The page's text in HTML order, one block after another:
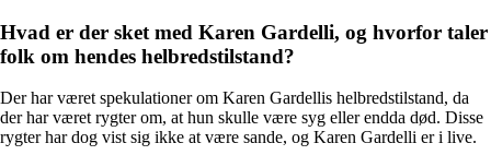
Hvad er der sket med Karen Gardelli, og hvorfor taler
folk om hendes helbredstilstand?
Der har været spekulationer om Karen Gardellis helbredstilstand, da
der har været rygter om, at hun skulle være syg eller endda død. Disse
rygter har dog vist sig ikke at være sande, og Karen Gardelli er i live.